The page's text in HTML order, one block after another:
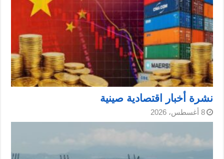
نشرة أخبار اقتصادية صينية
8 أغسطس، 2026